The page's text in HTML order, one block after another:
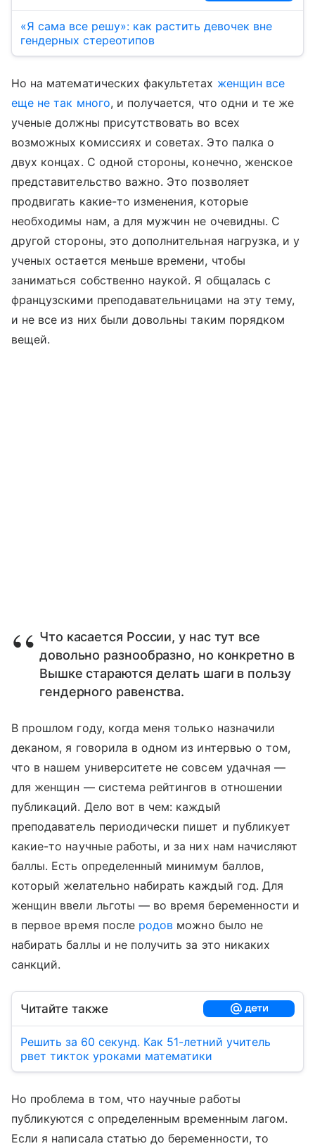
«Я сама все решу»: как растить девочек вне
гендерных стереотипов
Но на математических факультетах женщин все
еще не так много, и получается, что одни и те же
ученые должны присутствовать во всех
возможных комиссиях и советах. Это палка о
двух концах. С одной стороны, конечно, женское
представительство важно. Это позволяет
продвигать какие-то изменения, которые
необходимы нам, а для мужчин не очевидны. С
другой стороны, это дополнительная нагрузка, и у
ученых остается меньше времени, чтобы
заниматься собственно наукой. Я общалась с
французскими преподавательницами на эту тему,
и не все из них были довольны таким порядком
вещей.
Что касается России, у нас тут все
довольно разнообразно, но конкретно в
Вышке стараются делать шаги в пользу
гендерного равенства.
В прошлом году, когда меня только назначили
деканом, я говорила в одном из интервью о том,
что в нашем университете не совсем удачная —
для женщин — система рейтингов в отношении
публикаций. Дело вот в чем: каждый
преподаватель периодически пишет и публикует
какие-то научные работы, и за них нам начисляют
баллы. Есть определенный минимум баллов,
который желательно набирать каждый год. Для
женщин ввели льготы — во время беременности и
в первое время после родов можно было не
набирать баллы и не получить за это никаких
санкций.
Читайте также
Решить за 60 секунд. Как 51-летний учитель
рвет тикток уроками математики
Но проблема в том, что научные работы
публикуются с определенным временным лагом.
Если я написала статью до беременности, то